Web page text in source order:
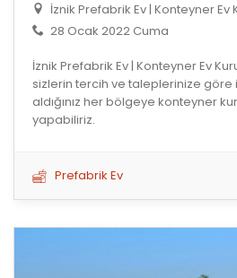
İznik Prefabrik Ev | Konteyner Ev
28 Ocak 2022 Cuma
İznik Prefabrik Ev | Konteyner Ev
sizlerin tercih ve taleplerinize göre
aldığınız her bölgeye konteyner
yapabiliriz.
Prefabrik Ev